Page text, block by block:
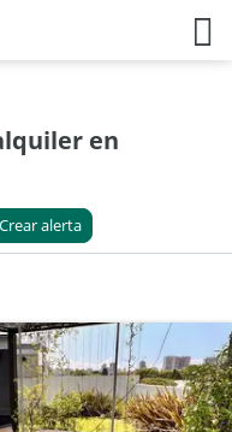
en
Crear alerta